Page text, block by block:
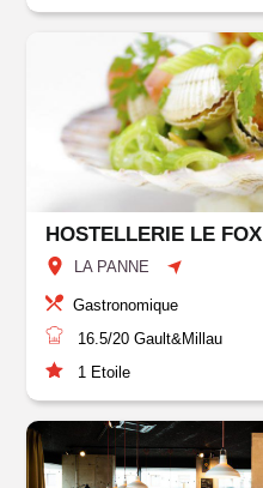
HOSTELLERIE LE FOX
LA PANNE
Gastronomique
16.5/20 Gault&Millau
1 Etoile